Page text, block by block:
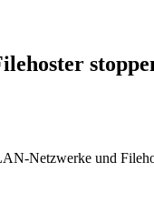
Netzwerke und